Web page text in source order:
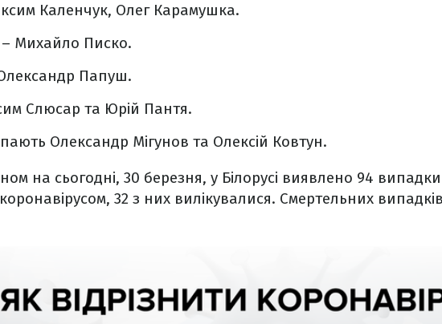
Каленчук, Олег Карамушка.
Михайло Писко.
Папуш.
Слюсар та Юрій Пантя.
Олександр Мігунов та Олексій Ковтун.
на сьогодні, 30 березня, у Білорусі виявлено 94 випадки
32 з них вилікувалися. Смертельних